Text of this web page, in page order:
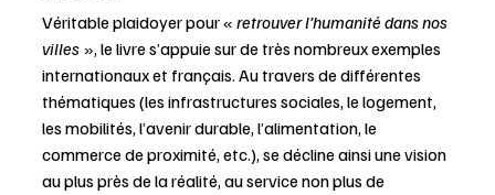
Véritable plaidoyer pour « retrouver l’humanité dans nos
villes », le livre s’appuie sur de très nombreux exemples
internationaux et français. Au travers de différentes
thématiques (les infrastructures sociales, le logement,
les mobilités, l’avenir durable, l’alimentation, le
commerce de proximité, etc.), se décline ainsi une vision
au plus près de la réalité, au service non plus de